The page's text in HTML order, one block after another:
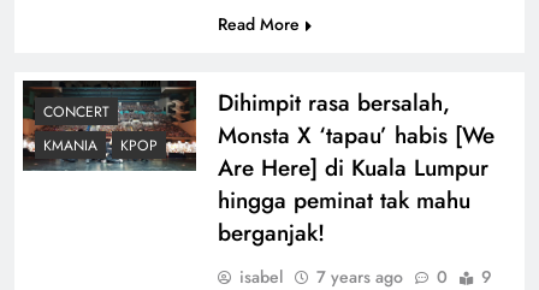
Read More
CONCERT
KMANIA
KPOP
Dihimpit rasa bersalah,
Monsta X ‘tapau’ habis [We
Are Here] di Kuala Lumpur
hingga peminat tak mahu
berganjak!
isabel 7 years ago 0
9